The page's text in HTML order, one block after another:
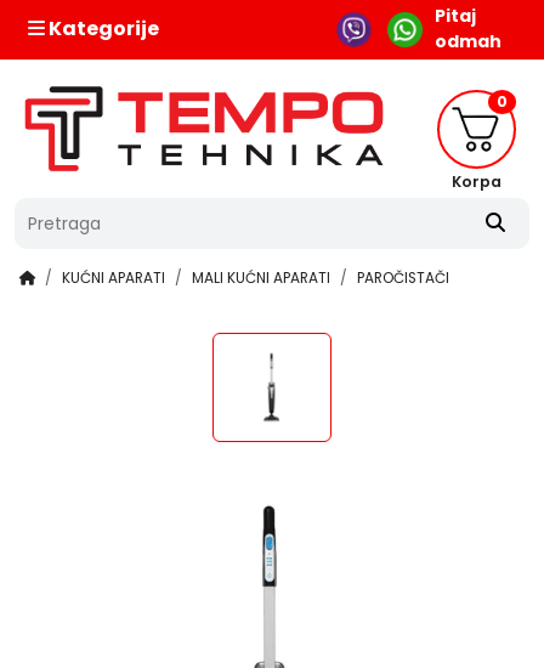
Kategorije
Pitaj
odmah
0
Korpa
KUĆNI APARATI MALI KUĆNI APARATI PAROČISTAČI